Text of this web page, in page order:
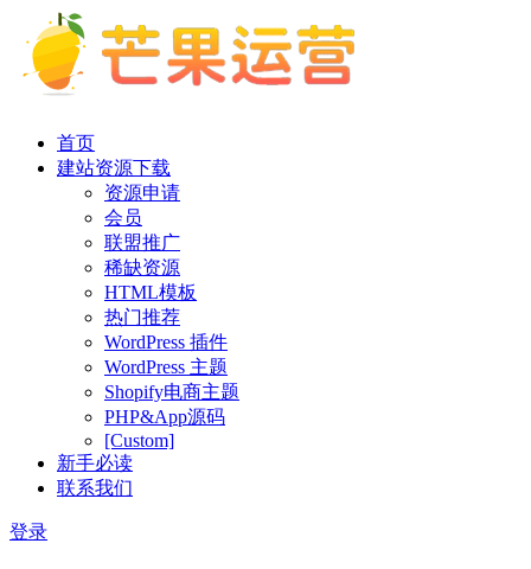
首页
建站资源下载
资源申请
会员
联盟推广
稀缺资源
HTML模板
热门推荐
WordPress 插件
WordPress 主题
Shopify电商主题
PHP&App源码
[Custom]
新手必读
联系我们
登录